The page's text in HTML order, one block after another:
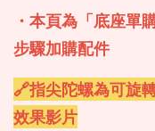
・本頁為「底座單
步驟加購配件
🔗指尖陀螺為可旋
效果影片